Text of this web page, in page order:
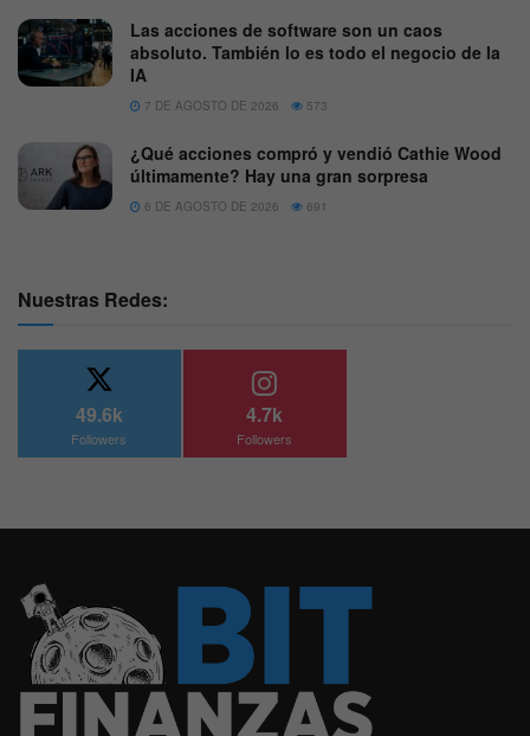
Las acciones de software son un caos
absoluto. También lo es todo el negocio de la
IA
7 DE AGOSTO DE 2026 573
¿Qué acciones compró y vendió Cathie Wood
últimamente? Hay una gran sorpresa
6 DE AGOSTO DE 2026 691
Nuestras Redes:
49.6k
Followers
4.7k
Followers